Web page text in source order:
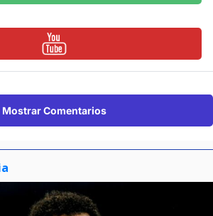
Mostrar Comentarios